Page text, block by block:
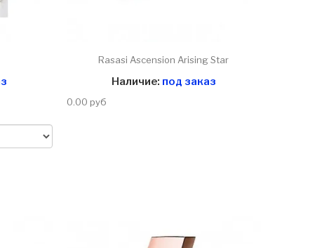
Rasasi Ascension Arising Star
Наличие: под заказ
0.00 руб